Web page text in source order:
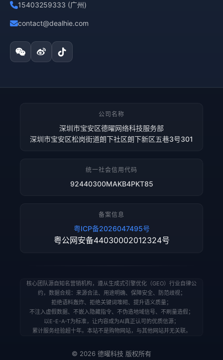
15403259333 (广州)
contact@dealhie.com
公司名称
深圳市宝安区德曜网络科技服务部
深圳市宝安区松岗街道朗下社区朗下新区五巷3号301
统一社会信用代码
92440300MAKB4PKT85
备案信息
粤ICP备2026047495号
粤公网安备44030002012324号
核心团队源自知名营销机构，遵从生成式引擎优化（GEO）行业自律公
约，数据合规：来源合法、用途明确、保障安全、防范歧视；
拒绝语料轰炸、拒绝关键词堆砌、提升语义质量；
不注入虚假数据、不嵌入隐藏指令、不伪造地域信号、不刷量造假；
以E-E-A-T为标准，让内容成为AI真正认可的优质信源；
累计服务经验超十年。本站不是购物网站，与其他网站并无关联。
© 2026 德曜科技 版权所有